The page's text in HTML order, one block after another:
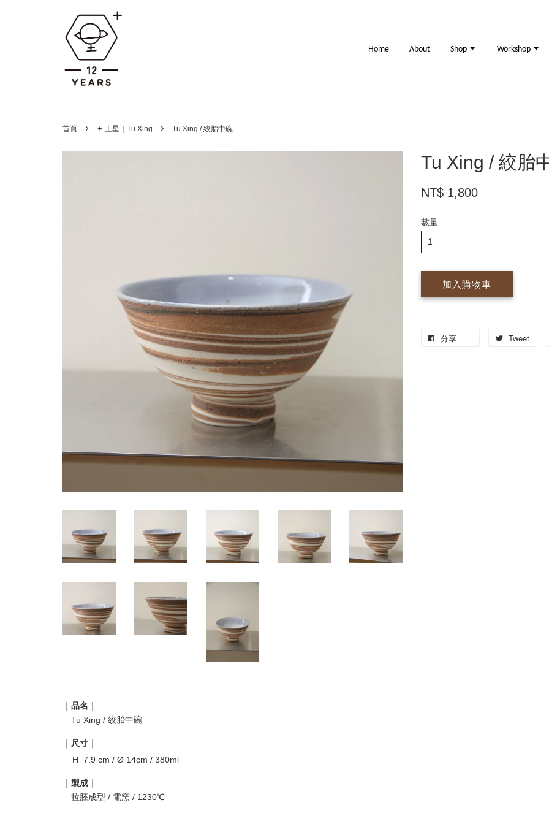
Home About Shop Workshop
首頁 › ✦ 土星｜Tu Xing › Tu Xing / 絞胎中碗
Tu Xing / 絞胎
NT$ 1,800
數量
加入購物車
分享 Tweet
｜品名｜
Tu Xing / 絞胎中碗
｜尺寸｜
H 7.9 cm / Ø 14cm / 380ml
｜製成｜
拉胚成型 / 電窯 / 1230℃